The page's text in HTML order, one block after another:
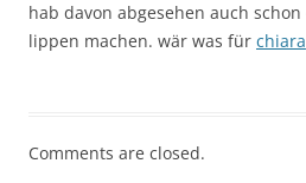
hab davon abgesehen auch
lippen machen. wär was für chiara
Comments are closed.